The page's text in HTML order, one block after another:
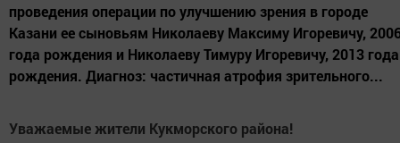
проведения операции по улучшению зрения в городе
Казани ее сыновьям Николаеву Максиму Игоревичу,
года рождения и Николаеву Тимуру Игоревичу, 2013 года
рождения. Диагноз: частичная атрофия зрительного...
Уважаемые жители Кукморского района!